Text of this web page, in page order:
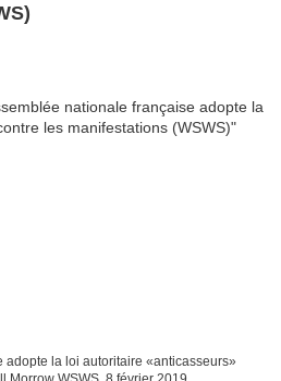
adopte la loi autoritaire «anticasseurs»